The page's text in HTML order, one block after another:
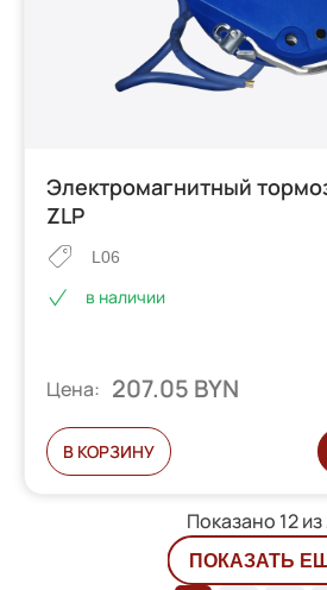
Электромагнитный
ZLP
L06
в наличии
Цена: 207.05 BYN
В КОРЗИНУ
Показано 12 из
ПОКАЗАТЬ